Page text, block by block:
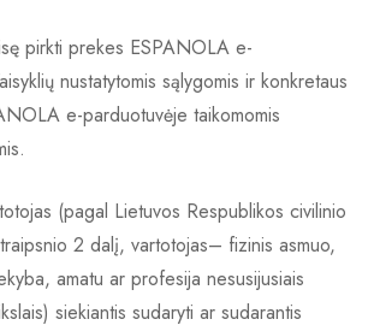
pirkti prekes ESPANOLA e-
nustatytomis sąlygomis ir konkretaus
e-parduotuvėje taikomomis
(pagal Lietuvos Respublikos civilinio
2 dalį, vartotojas– fizinis asmuo,
amatu ar profesija nesusijusiais
siekiantis sudaryti ar sudarantis